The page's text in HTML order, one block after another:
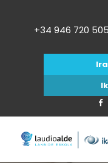
+34 946 720